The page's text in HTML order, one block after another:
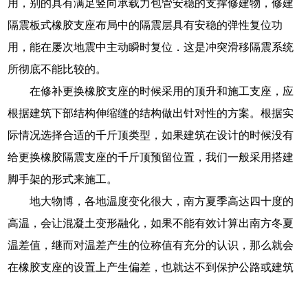
用，别的具有满足竖向承载力包管安稳的支撑修建物，修建
隔震板式橡胶支座布局中的隔震层具有安稳的弹性复位功
用，能在屡次地震中主动瞬时复位．这是冲突滑移隔震系统
所彻底不能比较的。
在修补更换橡胶支座的时候采用的顶升和施工支座，应
根据建筑下部结构伸缩缝的结构做出针对性的方案。根据实
际情况选择合适的千斤顶类型，如果建筑在设计的时候没有
给更换橡胶隔震支座的千斤顶预留位置，我们一般采用搭建
脚手架的形式来施工。
地大物博，各地温度变化很大，南方夏季高达四十度的
高温，会让混凝土变形融化，如果不能有效计算出南方冬夏
温差值，继而对温差产生的位称值有充分的认识，那么就会
在橡胶支座的设置上产生偏差，也就达不到保护公路或建筑